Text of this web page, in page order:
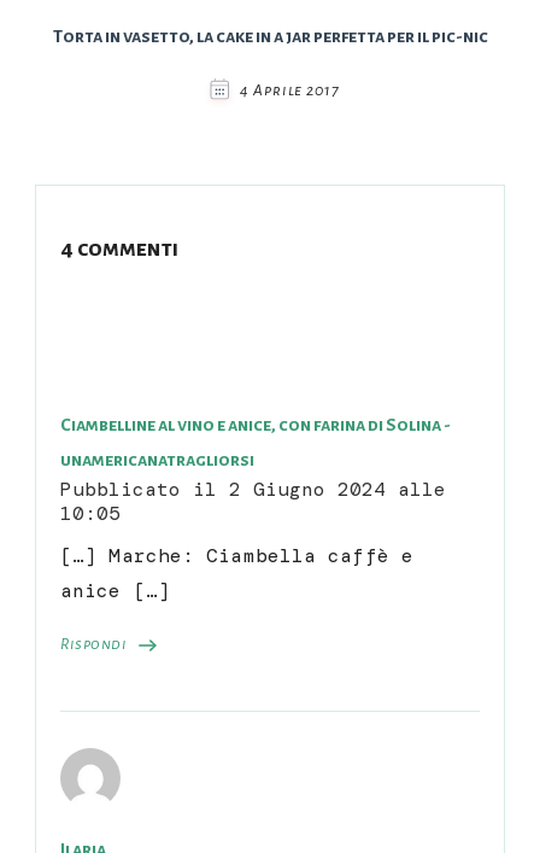
Torta in vasetto, la cake in a jar perfetta per il pic-nic
4 Aprile 2017
4 commenti
Ciambelline al vino e anice, con farina di Solina -
unamericanatragliorsi
Pubblicato il 2 Giugno 2024 alle
10:05
Rispondi
[…] Marche: Ciambella caffè e
anice […]